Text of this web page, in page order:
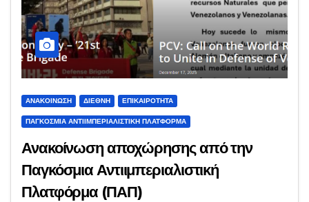
ΑΝΑΚΟΊΝΩΣΗ ΔΙΕΘΝΉ ΕΠΙΚΑΙΡΌΤΗΤΑ
ΠΑΓΚΌΣΜΙΑ ΑΝΤΙΙΜΠΕΡΙΑΛΙΣΤΙΚΉ ΠΛΑΤΦΌΡΜΑ
Ανακοίνωση αποχώρησης από την
Παγκόσμια Αντιιμπεριαλιστική
Πλατφόρμα (ΠΑΠ)